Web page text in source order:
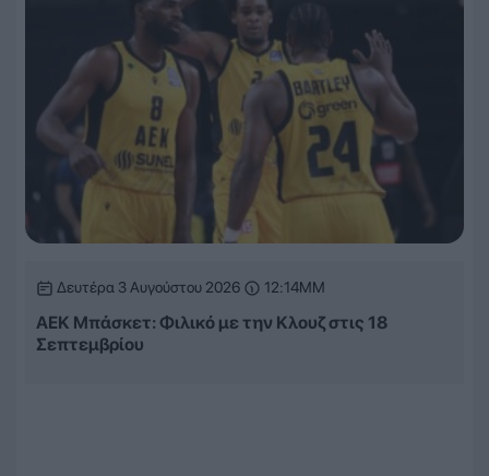
Δευτέρα 3 Αυγούστου 2026 12:14ΜΜ
ΑΕΚ Μπάσκετ: Φιλικό με την Κλουζ στις 18
Σεπτεμβρίου